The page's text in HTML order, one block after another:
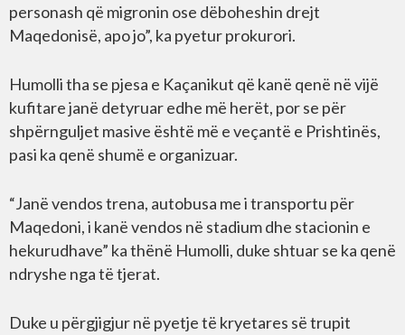
personash që migronin ose dëboheshin drejt
Maqedonisë, apo jo”, ka pyetur prokurori.
Humolli tha se pjesa e Kaçanikut që kanë qenë në vijë
kufitare janë detyruar edhe më herët, por se për
shpërnguljet masive është më e veçantë e Prishtinës,
pasi ka qenë shumë e organizuar.
“Janë vendos trena, autobusa me i transportu për
Maqedoni, i kanë vendos në stadium dhe stacionin e
hekurudhave” ka thënë Humolli, duke shtuar se ka qenë
ndryshe nga të tjerat.
Duke u përgjigjur në pyetje të kryetares së trupit